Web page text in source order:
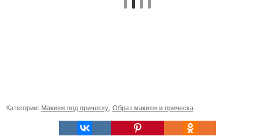
Категории: Макияж под прическу Образ макияж и прическа